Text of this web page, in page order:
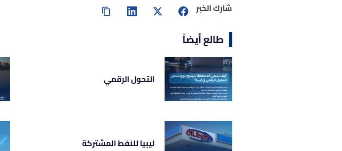
شارك الخبر
طالع أيضاً
التحول الرقمي
ليبيا للنفط المشتركة